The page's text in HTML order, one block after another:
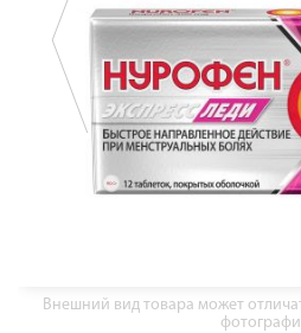
Внешний вид товара может